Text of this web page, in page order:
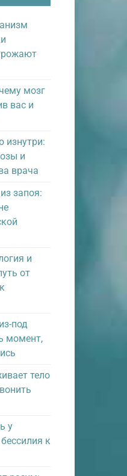
мозг
вас и
изнутри:
и
врача
запоя:
и
от
под
момент,
тело
у
к